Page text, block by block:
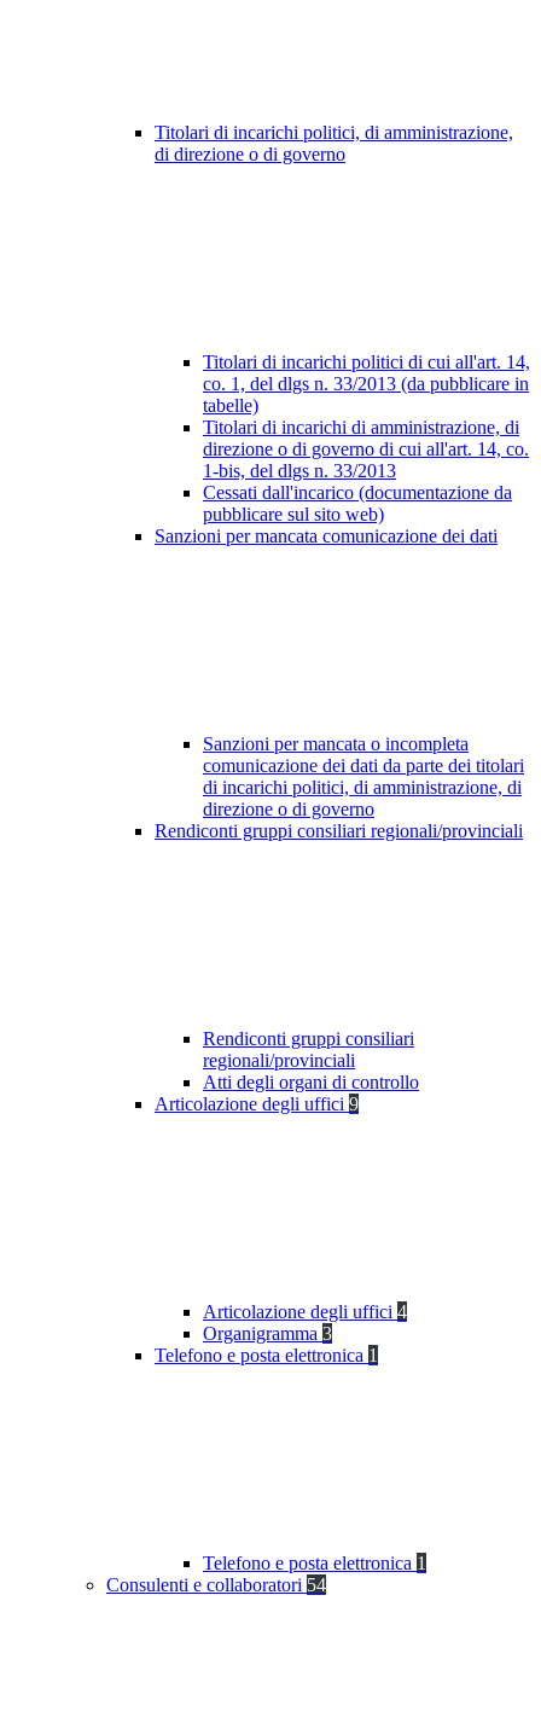
Titolari di incarichi politici, di amministrazione,
di direzione o di governo
Titolari di incarichi politici di cui all'art. 14,
co. 1, del dlgs n. 33/2013 (da pubblicare in
tabelle)
Titolari di incarichi di amministrazione, di
direzione o di governo di cui all'art. 14, co.
1-bis, del dlgs n. 33/2013
Cessati dall'incarico (documentazione da
pubblicare sul sito web)
Sanzioni per mancata comunicazione dei dati
Sanzioni per mancata o incompleta
comunicazione dei dati da parte dei titolari
di incarichi politici, di amministrazione, di
direzione o di governo
Rendiconti gruppi consiliari regionali/provinciali
Rendiconti gruppi consiliari
regionali/provinciali
Atti degli organi di controllo
Articolazione degli uffici 9
Articolazione degli uffici 4
Organigramma 3
Telefono e posta elettronica 1
Telefono e posta elettronica 1
Consulenti e collaboratori 54